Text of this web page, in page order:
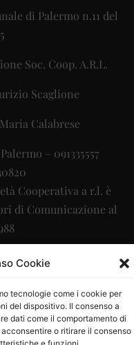
Cookie
tecnologie come i cookie per
del dispositivo. Il consenso a
dati come il comportamento di
o ritirare il consenso
di Palermo n.11 del
Soc. Coop. A.R.L.
Scaglione
Calabrese
– 091335557
Cooperativa a r.l. è
di Comunicazione al
– info@ladigitale.it